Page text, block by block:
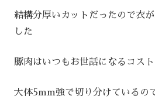
結構分厚いカットだったので衣
した
豚肉はいつもお世話になるコス
大体5mm強で切り分けているの